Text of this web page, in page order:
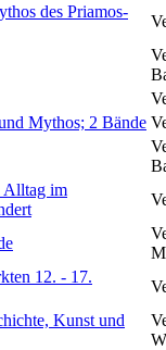
des Priamos-
Mythos; 2 Bände
Alltag im
12. - 17.
Kunst und